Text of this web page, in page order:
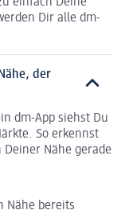
einfach Deine
Dir alle dm-
der
dm-App siehst Du
So erkennst
Nähe gerade
Nähe bereits